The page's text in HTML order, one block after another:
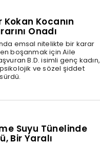
Kokan Kocanın
Onadı
emsal nitelikte bir karar
boşanmak için Aile
B.D. isimli genç kadın,
ve sözel şiddet
Suyu Tünelinde
Bir Yaralı